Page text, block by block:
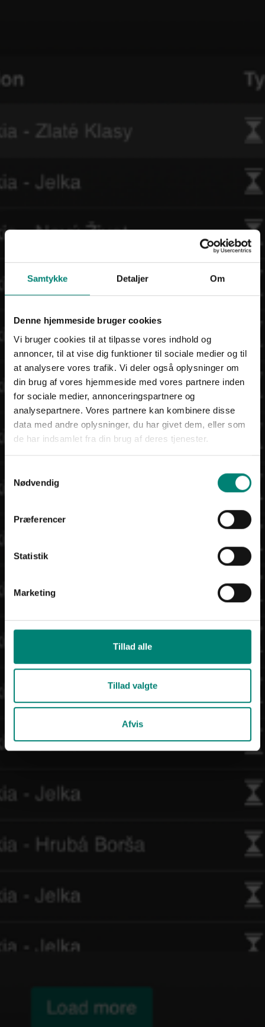
Samtykke Detaljer Om
Denne hjemmeside bruger cookies
Vi bruger cookies til at tilpasse vores indhold og
annoncer, til at vise dig funktioner til sociale medier og til
at analysere vores trafik. Vi deler også oplysninger om
din brug af vores hjemmeside med vores partnere inden
for sociale medier, annonceringspartnere og
analysepartnere. Vores partnere kan kombinere disse
data med andre oplysninger, du har givet dem, eller som
de har indsamlet fra din brug af deres tjenester.
Nødvendig
Præferencer
Statistik
Marketing
Tillad alle
Tillad valgte
Afvis